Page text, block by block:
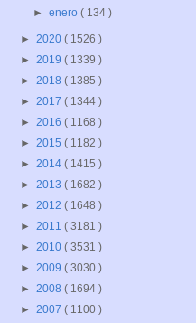
►enero( 134 )
► 2020 ( 1526 )
► 2019 ( 1339 )
► 2018 ( 1385 )
► 2017 ( 1344 )
► 2016 ( 1168 )
► 2015 ( 1182 )
► 2014 ( 1415 )
► 2013 ( 1682 )
► 2012 ( 1648 )
► 2011 ( 3181 )
► 2010 ( 3531 )
► 2009 ( 3030 )
► 2008 ( 1694 )
► 2007 ( 1100 )